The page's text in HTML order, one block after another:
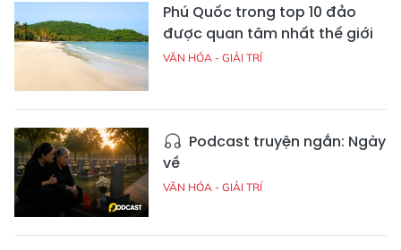
Phú Quốc trong top 10 đảo
được quan tâm nhất thế giới
VĂN HÓA - GIẢI TRÍ
Podcast truyện ngắn: Ngày
về
VĂN HÓA - GIẢI TRÍ